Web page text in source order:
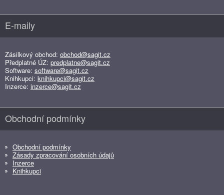
E-maily
Zásilkový obchod: obchod@sagit.cz
Předplatné ÚZ: predplatne@sagit.cz
Software: software@sagit.cz
Knihkupci: knihkupci@sagit.cz
Inzerce: inzerce@sagit.cz
Obchodní podmínky
Obchodní podmínky
Zásady zpracování osobních údajů
Inzerce
Knihkupci